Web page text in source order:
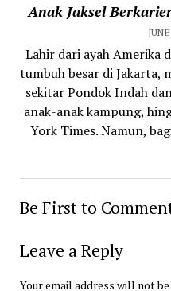
Anak Jaksel
Lahir dari ayah Amerika
tumbuh besar di Jakarta,
sekitar Pondok Indah
anak-anak kampung,
York Times. Namun,
Be First to
Leave a Reply
Your email address will not